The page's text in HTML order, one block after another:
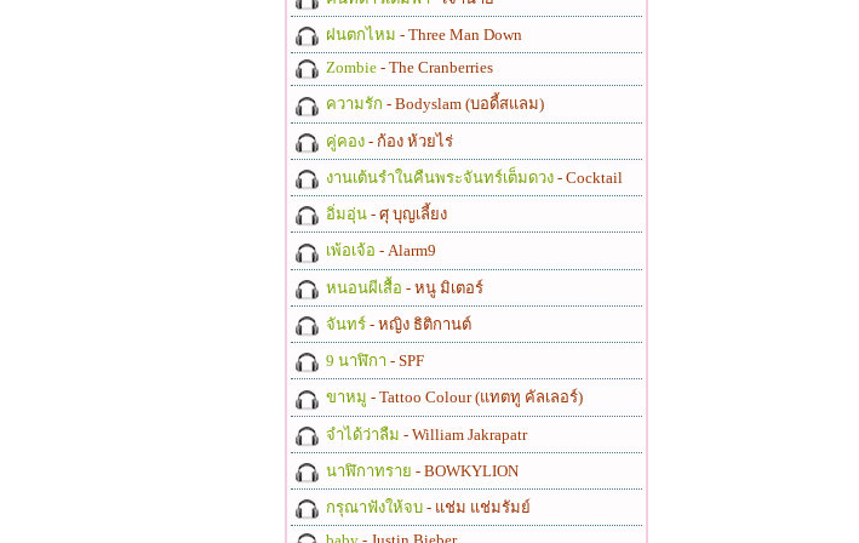
ฝนตกไหม - Three Man Down
Zombie - The Cranberries
ความรัก - Bodyslam (บอดี้สแลม)
คู่คอง - ก้อง ห้วยไร่
งานเต้นรำในคืนพระจันทร์เต็มดวง - Cocktail
อิ่มอุ่น - ศุ บุญเลี้ยง
เพ้อเจ้อ - Alarm9
หนอนผีเสื้อ - หนู มิเตอร์
จันทร์ - หญิง ธิติกานต์
9 นาฬิกา - SPF
ขาหมู - Tattoo Colour (แทตทู คัลเลอร์)
จำได้ว่าลืม - William Jakrapatr
นาฬิกาทราย - BOWKYLION
กรุณาฟังให้จบ - แช่ม แช่มรัมย์